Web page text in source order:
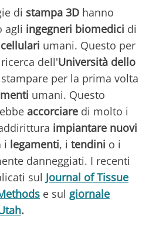
di stampa 3D hanno
agli ingegneri biomedici di
umani. Questo per
dell'Università dello
per la prima volta
umani. Questo
accorciare di molto i
impiantare nuovi
i legamenti, i tendini o i
danneggiati. I recenti
sul Journal of Tissue
e sul giornale
.